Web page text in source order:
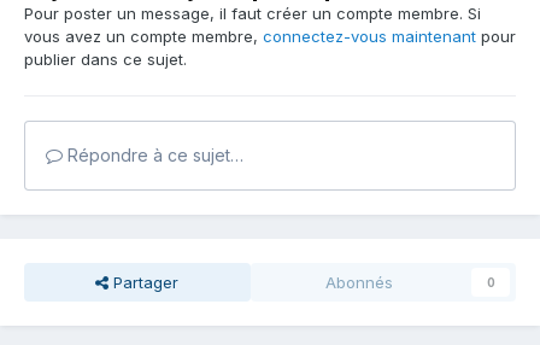
Pour poster un message, il faut créer un compte membre. Si
vous avez un compte membre, connectez-vous maintenant pour
publier dans ce sujet.
Répondre à ce sujet…
Partager Abonnés 0